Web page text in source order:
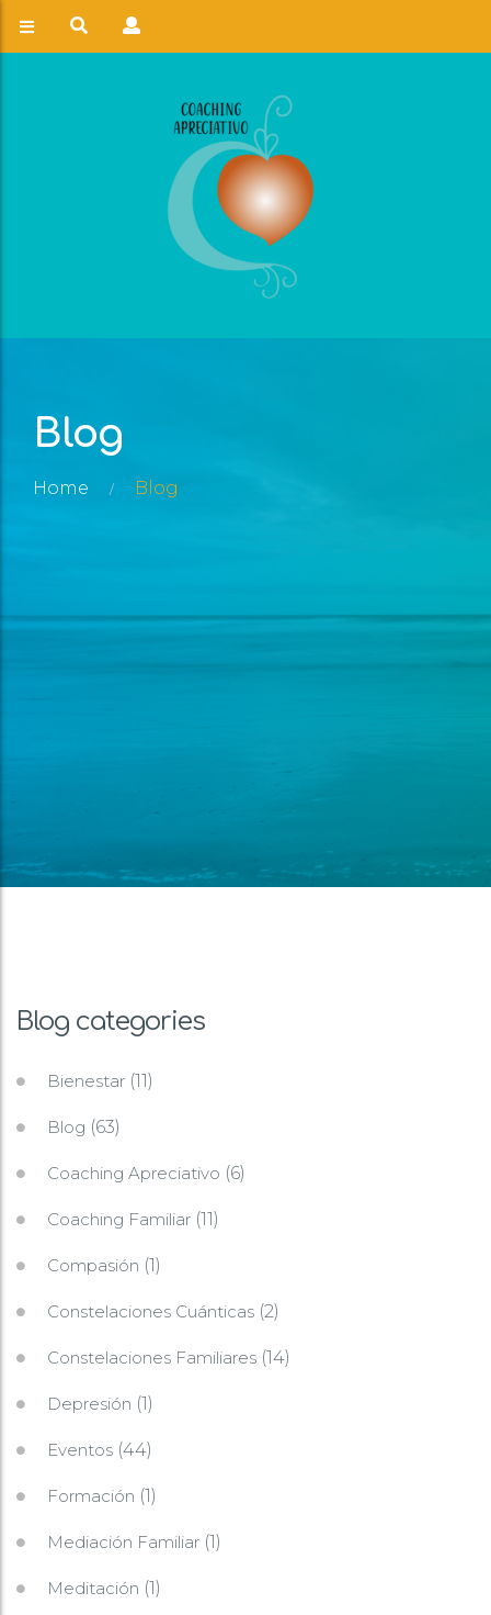
Blog
Home Blog
Blog categories
Bienestar (11)
Blog (63)
Coaching Apreciativo (6)
Coaching Familiar (11)
Compasión (1)
Constelaciones Cuánticas (2)
Constelaciones Familiares (14)
Depresión (1)
Eventos (44)
Formación (1)
Mediación Familiar (1)
Meditación (1)